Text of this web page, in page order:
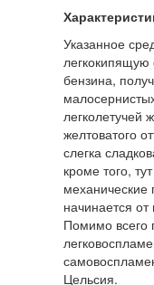
Указанное
бензина,
легколетучей
желтоватого
слегка
кроме того,
начинается
Помимо всего
Цельсия.